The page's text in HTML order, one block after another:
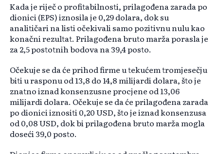
Kada je riječ o profitabilnosti, prilagođena zarada po
dionici (EPS) iznosila je 0,29 dolara, dok su
analitičari na listi očekivali samo pozitivnu nulu kao
konačni rezultat. Prilagođena bruto marža porasla je
za 2,5 postotnih bodova na 39,4 posto.
Očekuje se da će prihod firme u tekućem tromjesečju
biti u rasponu od 13,8 do 14,8 milijardi dolara, što je
znatno iznad konsenzusne procjene od 13,06
milijardi dolara. Očekuje se da će prilagođena zarada
po dionici iznositi 0,20 USD, što je iznad konsenzusa
od 0,08 USD, dok bi prilagođena bruto marža mogla
doseći 39,0 posto.